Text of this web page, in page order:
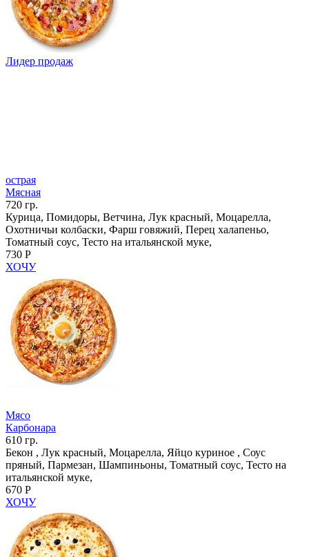
Лидер продаж
острая
Мясная
720 гр.
Курица, Помидоры, Ветчина, Лук красный, Моцарелла,
Охотничьи колбаски, Фарш говяжий, Перец халапеньо,
Томатный соус, Тесто на итальянской муке,
730 Р
ХОЧУ
Мясо
Карбонара
610 гр.
Бекон , Лук красный, Моцарелла, Яйцо куриное , Соус
пряный, Пармезан, Шампиньоны, Томатный соус, Тесто на
итальянской муке,
670 Р
ХОЧУ